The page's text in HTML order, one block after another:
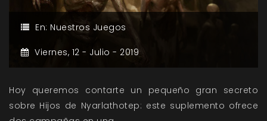
En: Nuestros Juegos
Viernes, 12 - Julio - 2019
Hoy queremos contarte un pequeño gran secreto
sobre Hijos de Nyarlathotep: este suplemento ofrece